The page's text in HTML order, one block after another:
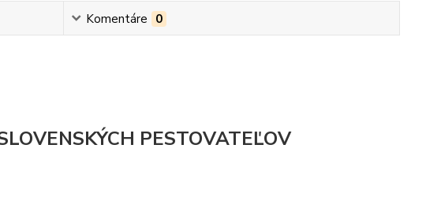
Komentáre 0
PESTOVATEĽOV